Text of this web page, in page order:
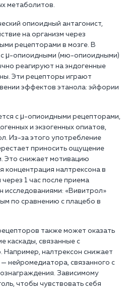
метаболитов.
опиоидный антагонист,
на организм через
рецепторами в мозге. В
с μ-опиоидными (мю-опиоидными)
реагируют на эндогенные
Эти рецепторы играют
эффектов этанола: эйфории
с μ-опиоидными рецепторами,
и экзогенных опиатов,
Из-за этого употребление
приносить ощущение
Это снижает мотивацию
концентрация налтрексона в
1 час после приема
исследованиями: «Вивитрол»
по сравнению с плацебо в
также может оказать
каскады, связанные с
Например, налтрексон снижает
нейромедиатора, связанного с
Зависимому
чтобы чувствовать себя